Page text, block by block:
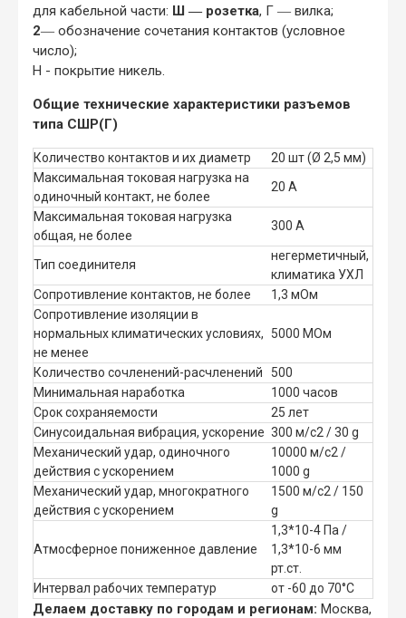
для кабельной части: Ш ― розетка, Г ― вилка;
2― обозначение сочетания контактов (условное
число);
Н - покрытие никель.
Общие технические характеристики разъемов
типа СШР(Г)
Количество контактов и их диаметр
20 шт (Ø 2,5 мм)
Максимальная токовая нагрузка на
одиночный контакт, не более
20 А
Максимальная токовая нагрузка
общая, не более
300 А
Тип соединителя
негерметичный,
климатика УХЛ
Сопротивление контактов, не более
1,3 мОм
Сопротивление изоляции в
нормальных климатических условиях,
не менее
5000 МОм
Количество сочленений-расчленений
500
Минимальная наработка
1000 часов
Срок сохраняемости
25 лет
Синусоидальная вибрация, ускорение 300 м/с2 / 30 g
Механический удар, одиночного
действия с ускорением
10000 м/с2 /
1000 g
Механический удар, многократного
действия с ускорением
1500 м/с2 / 150
g
Атмосферное пониженное давление
1,3*10-4 Па /
1,3*10-6 мм
рт.ст.
Интервал рабочих температур
от -60 до 70°С
Делаем доставку по городам и регионам: Москва,